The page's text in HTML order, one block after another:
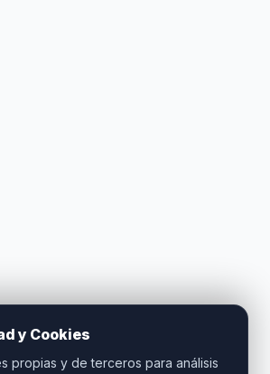
y Cookies
propias y de terceros para análisis